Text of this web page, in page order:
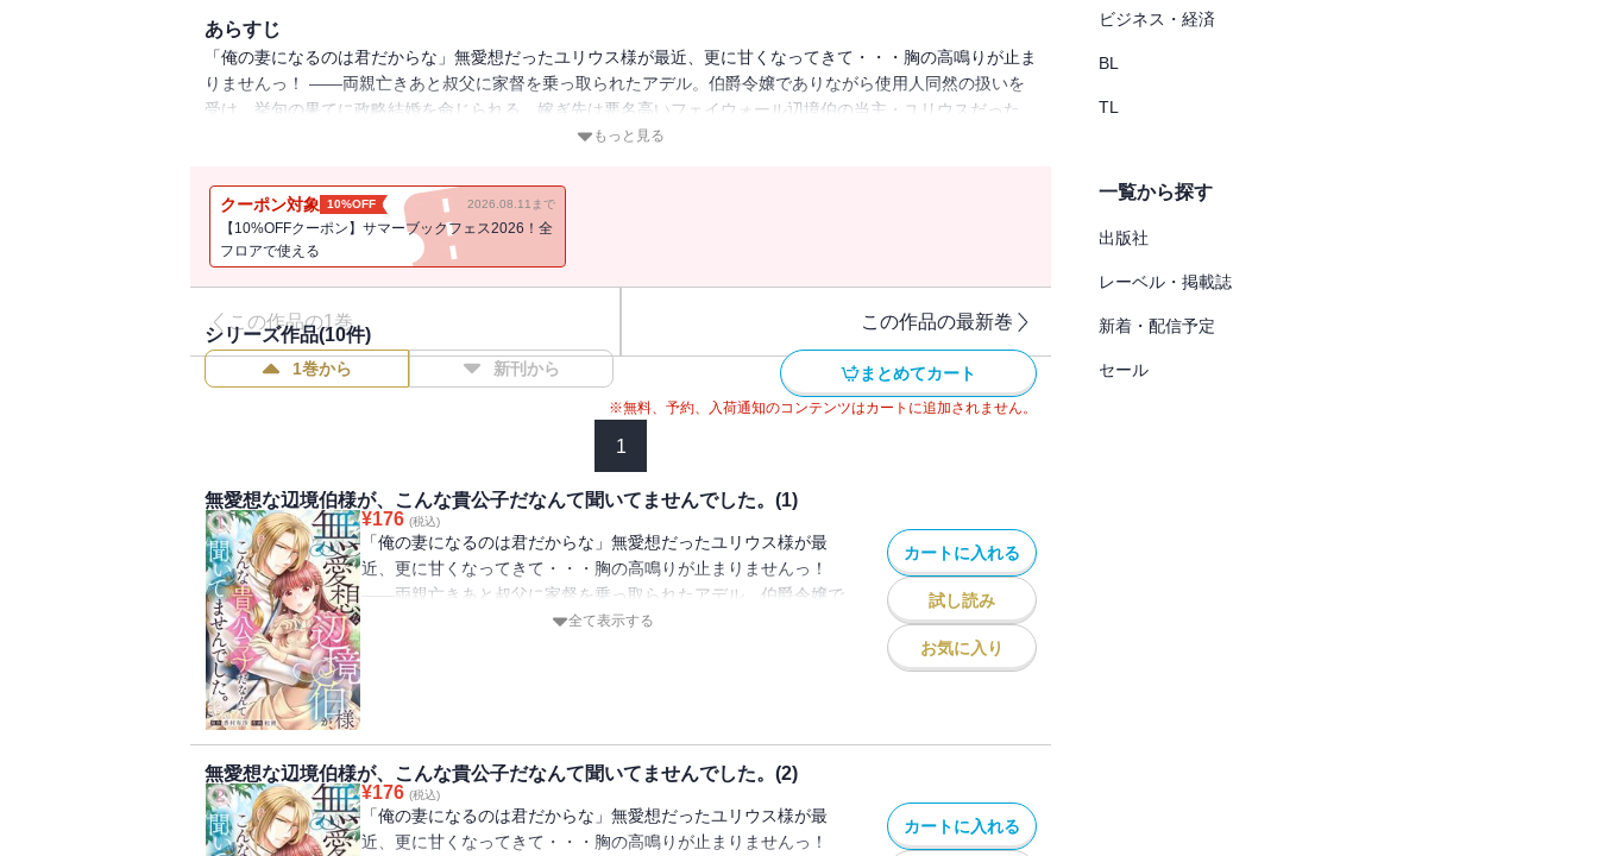
あらすじ
「俺の妻になるのは君だからな」無愛想だったユリウス様が最近、更に甘くなってきて・・・胸の高鳴りが止ま
りませんっ！ ――両親亡きあと叔父に家督を乗っ取られたアデル。伯爵令嬢でありながら使用人同然の扱いを
受け、挙句の果てに政略結婚を命じられる。嫁ぎ先は悪名高いフェイウォール辺境伯の当主・ユリウスだった。
社交界では冷酷と有名で、これまで婚約者候補となった令嬢たちは皆逃げ出しているらしく・・・でも実際のユ
知り、【試練】と向き合うアデル。誠実で素直なアデルが徐々に認められ、そしてユリウスの意外な一面も垣間
見えていく。
もっと見る
クーポン対象 10%OFF 2026.08.11まで
【10%OFFクーポン】サマーブックフェス2026！全
フロアで使える
この作品の1巻 この作品の最新巻
シリーズ作品(10件)
1巻から 新刊から まとめてカート
※無料、予約、入荷通知のコンテンツはカートに追加されません。
1
無愛想な辺境伯様が、こんな貴公子だなんて聞いてませんでした。(1)
¥176 (税込)
「俺の妻になるのは君だからな」無愛想だったユリウス様が最
近、更に甘くなってきて・・・胸の高鳴りが止まりませんっ！
――両親亡きあと叔父に家督を乗っ取られたアデル。伯爵令嬢で
ありながら使用人同然の扱いを受け、挙句の果てに政略結婚を命
ありまして・・・フェイウォールの秘密を知り、【試練】と向き
合うアデル。誠実で素直なアデルが徐々に認められ、そしてユリ
ウスの意外な一面も垣間見えていく。
全て表示する
カートに入れる
試し読み
お気に入り
無愛想な辺境伯様が、こんな貴公子だなんて聞いてませんでした。(2)
¥176 (税込)
「俺の妻になるのは君だからな」無愛想だったユリウス様が最
近、更に甘くなってきて・・・胸の高鳴りが止まりませんっ！
カートに入れる
ビジネス・経済
BL
TL
一覧から探す
出版社
レーベル・掲載誌
新着・配信予定
セール